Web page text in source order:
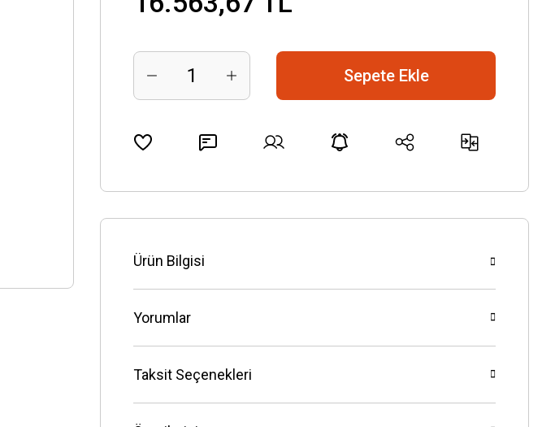
Sepete Ekle
Ürün Bilgisi
Yorumlar
Taksit Seçenekleri